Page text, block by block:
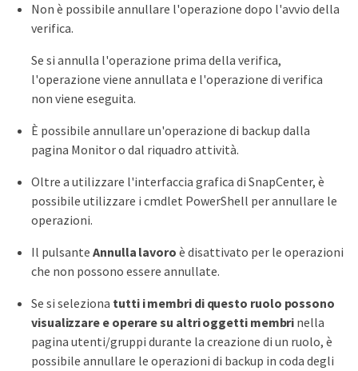
Non è possibile annullare l'operazione dopo l'avvio della
verifica.
Se si annulla l'operazione prima della verifica,
l'operazione viene annullata e l'operazione di verifica
non viene eseguita.
È possibile annullare un'operazione di backup dalla
pagina Monitor o dal riquadro attività.
Oltre a utilizzare l'interfaccia grafica di SnapCenter, è
possibile utilizzare i cmdlet PowerShell per annullare le
operazioni.
Il pulsante Annulla lavoro è disattivato per le operazioni
che non possono essere annullate.
Se si seleziona tutti i membri di questo ruolo possono
visualizzare e operare su altri oggetti membri nella
pagina utenti/gruppi durante la creazione di un ruolo, è
possibile annullare le operazioni di backup in coda degli